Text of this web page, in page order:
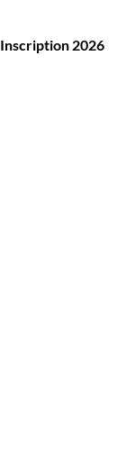
Inscription 2026